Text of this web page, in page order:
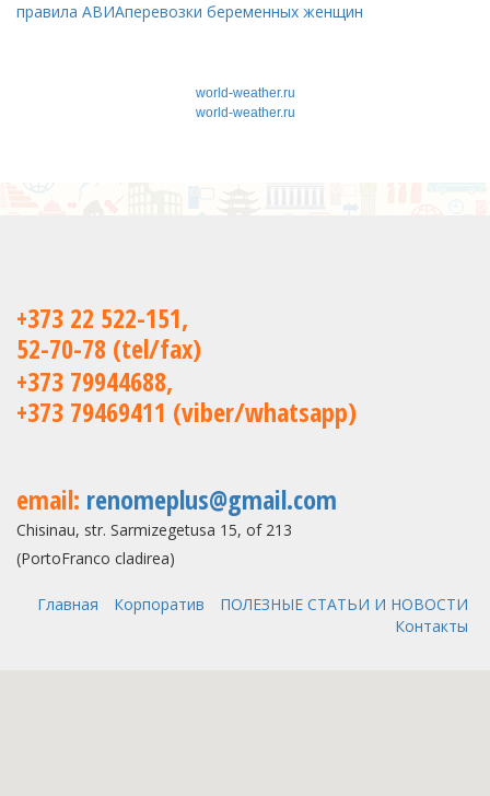
правила АВИАперевозки беременных женщин
world-weather.ru
world-weather.ru
+373 22 522-151,
52-70-78 (tel/fax)
+373 79944688,
+373 79469411 (viber/whatsapp)
email: renomeplus@gmail.com
Chisinau, str. Sarmizegetusa 15, of 213
(PortoFranco cladirea)
Главная Корпоратив
ПОЛЕЗНЫЕ СТАТЬИ И НОВОСТИ
Контакты